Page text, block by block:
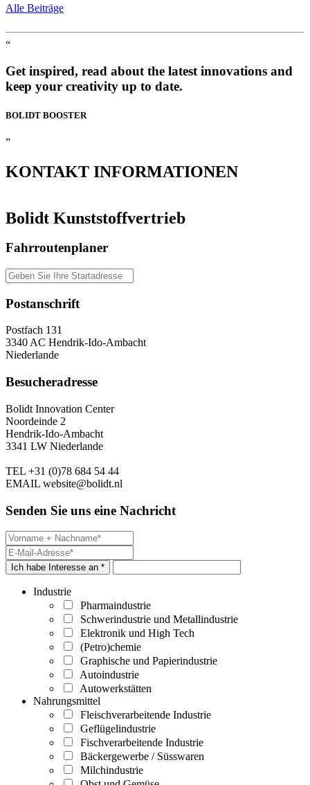
Alle Beiträge
“
Get inspired, read about the latest innovations and
keep your creativity up to date.
BOLIDT BOOSTER
”
KONTAKT INFORMATIONEN
Bolidt Kunststoffvertrieb
Fahrroutenplaner
Postanschrift
Postfach 131
3340 AC Hendrik-Ido-Ambacht
Niederlande
Besucheradresse
Bolidt Innovation Center
Noordeinde 2
Hendrik-Ido-Ambacht
3341 LW Niederlande
TEL +31 (0)78 684 54 44
EMAIL website@bolidt.nl
Senden Sie uns eine Nachricht
Ich habe Interesse an *
Industrie
Pharmaindustrie
Schwerindustrie und Metallindustrie
Elektronik und High Tech
(Petro)chemie
Graphische und Papierindustrie
Autoindustrie
Autowerkstätten
Nahrungsmittel
Fleischverarbeitende Industrie
Geflügelindustrie
Fischverarbeitende Industrie
Bäckergewerbe / Süsswaren
Milchindustrie